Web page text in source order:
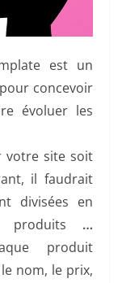
est un
concevoir
évoluer les
votre site soit
il faudrait
divisées en
produits …
produit
nom, le prix,